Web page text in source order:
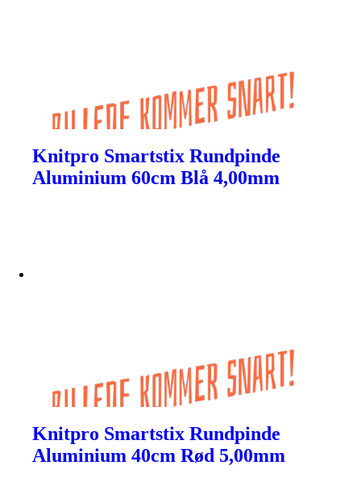
Knitpro Smartstix Rundpinde
Aluminium 60cm Blå 4,00mm
Knitpro Smartstix Rundpinde
Aluminium 40cm Rød 5,00mm